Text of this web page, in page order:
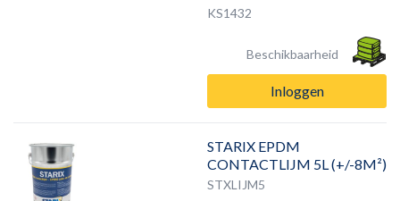
KS1432
Beschikbaarheid
Inloggen
STARIX EPDM
CONTACTLIJM 5L (+/-8M²)
STXLIJM5